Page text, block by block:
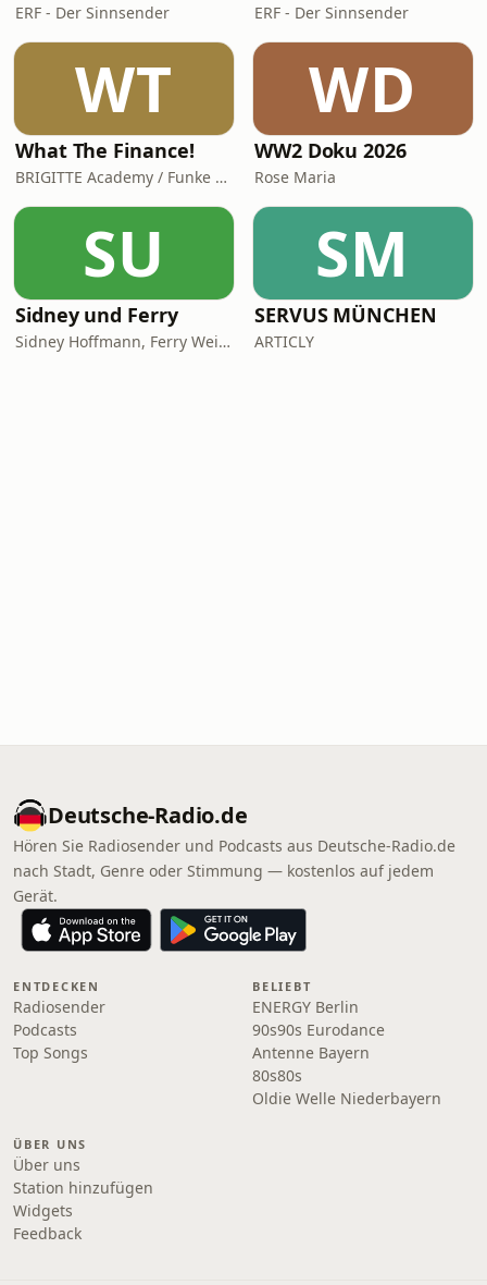
ERF - Der Sinnsender ERF - Der Sinnsender
WT
What The Finance!
BRIGITTE Academy / Funke Woman, People & Family GmbH
WD
WW2 Doku 2026
Rose Maria
SU
Sidney und Ferry
Sidney Hoffmann, Ferry Weiss
SM
SERVUS MÜNCHEN
ARTICLY
Deutsche-Radio.de
Hören Sie Radiosender und Podcasts aus Deutsche-Radio.de
nach Stadt, Genre oder Stimmung — kostenlos auf jedem
Gerät.
ENTDECKEN
Radiosender
Podcasts
Top Songs
BELIEBT
ENERGY Berlin
90s90s Eurodance
Antenne Bayern
80s80s
Oldie Welle Niederbayern
ÜBER UNS
Über uns
Station hinzufügen
Widgets
Feedback